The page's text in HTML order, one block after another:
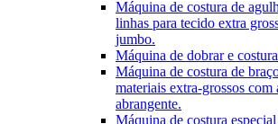
Máquina de costura de
linhas para tecido extra
jumbo.
Máquina de dobrar e
Máquina de costura de
materiais extra-grossos com
abrangente.
Máquina de costura